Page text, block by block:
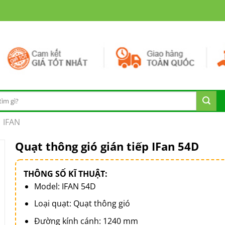
IFAN
Quạt thông gió gián tiếp IFan 54D
THÔNG SỐ KĨ THUẬT:
Model: IFAN 54D
Loại quạt: Quạt thông gió
Đường kính cánh: 1240 mm